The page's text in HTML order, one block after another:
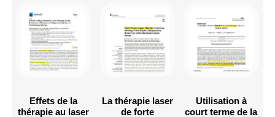
Effets de la
thérapie au laser
La thérapie laser
de forte
Utilisation à
court terme de la